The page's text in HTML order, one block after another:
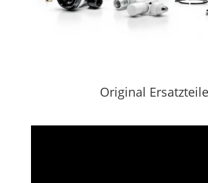
Original Ersatzteile